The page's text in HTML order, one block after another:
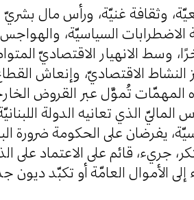
وثقافة غنيّة، ورأس مال بشريّ
الاضطرابات السياسيّة،
وسط الانهيار الاقتصاديّ
النشاط الاقتصاديّ، وإنعاش
تُموَّل عبر القروض
الماليّ الذي تعانيه الدولة
يفرضان على الحكومة ضرورة
جريء، قائم على الاعتماد على
الأموال العامّة أو تكبّد ديون